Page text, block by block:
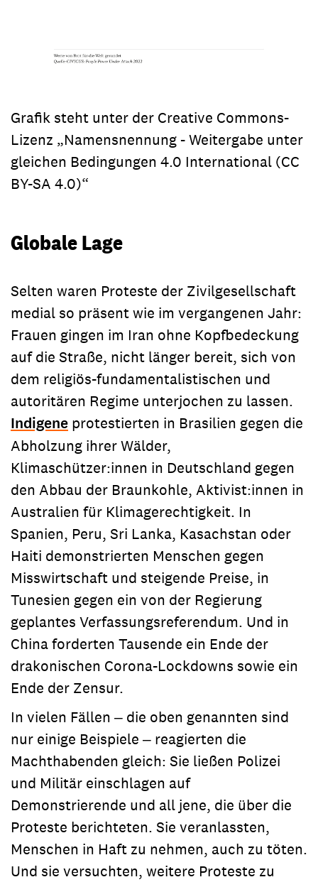
Grafik steht unter der Creative Commons-
Lizenz „Namensnennung - Weitergabe unter
gleichen Bedingungen 4.0 International (CC
BY-SA 4.0)“
Globale Lage
Selten waren Proteste der Zivilgesellschaft
medial so präsent wie im vergangenen Jahr:
Frauen gingen im Iran ohne Kopfbedeckung
auf die Straße, nicht länger bereit, sich von
dem religiös-fundamentalistischen und
autoritären Regime unterjochen zu lassen.
Indigene protestierten in Brasilien gegen die
Abholzung ihrer Wälder,
Klimaschützer:innen in Deutschland gegen
den Abbau der Braunkohle, Aktivist:innen in
Australien für Klimagerechtigkeit. In
Spanien, Peru, Sri Lanka, Kasachstan oder
Haiti demonstrierten Menschen gegen
Misswirtschaft und steigende Preise, in
Tunesien gegen ein von der Regierung
geplantes Verfassungsreferendum. Und in
China forderten Tausende ein Ende der
drakonischen Corona-Lockdowns sowie ein
Ende der Zensur.
In vielen Fällen ‒ die oben genannten sind
nur einige Beispiele ‒ reagierten die
Machthabenden gleich: Sie ließen Polizei
und Militär einschlagen auf
Demonstrierende und all jene, die über die
Proteste berichteten. Sie veranlassten,
Menschen in Haft zu nehmen, auch zu töten.
Und sie versuchten, weitere Proteste zu